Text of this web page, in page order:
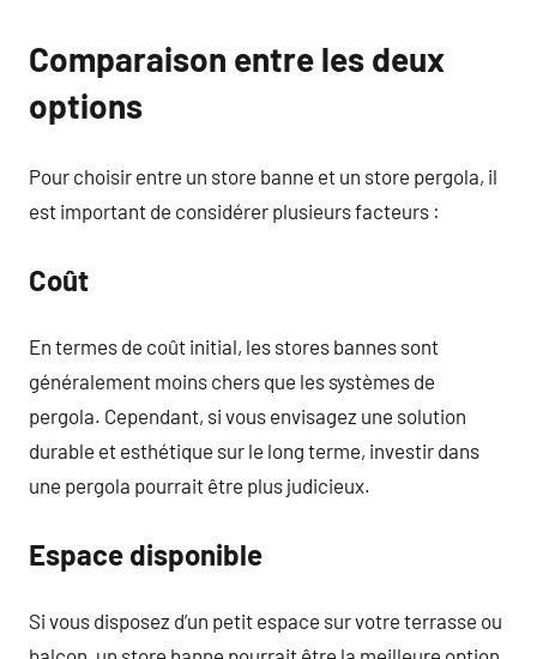
Comparaison entre les deux
options
Pour choisir entre un store banne et un store pergola, il
est important de considérer plusieurs facteurs :
Coût
En termes de coût initial, les stores bannes sont
généralement moins chers que les systèmes de
pergola. Cependant, si vous envisagez une solution
durable et esthétique sur le long terme, investir dans
une pergola pourrait être plus judicieux.
Espace disponible
Si vous disposez d’un petit espace sur votre terrasse ou